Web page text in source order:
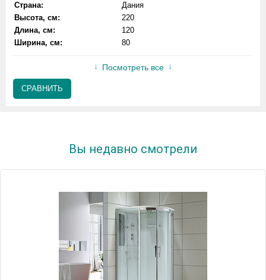
Страна:
Дания
Высота, см:
220
Длина, см:
120
Ширина, см:
80
Посмотреть все
СРАВНИТЬ
Вы недавно смотрели